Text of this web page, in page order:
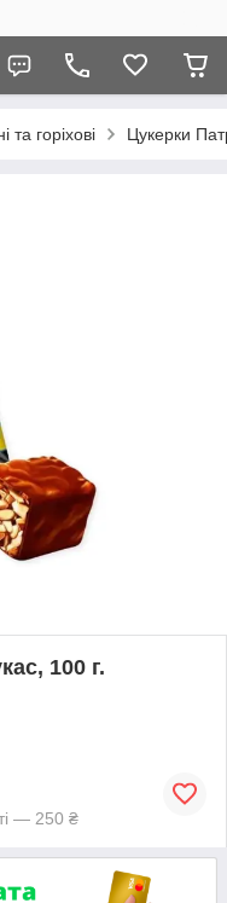
та горіхові Цукерки
100 г.
— 250 ₴